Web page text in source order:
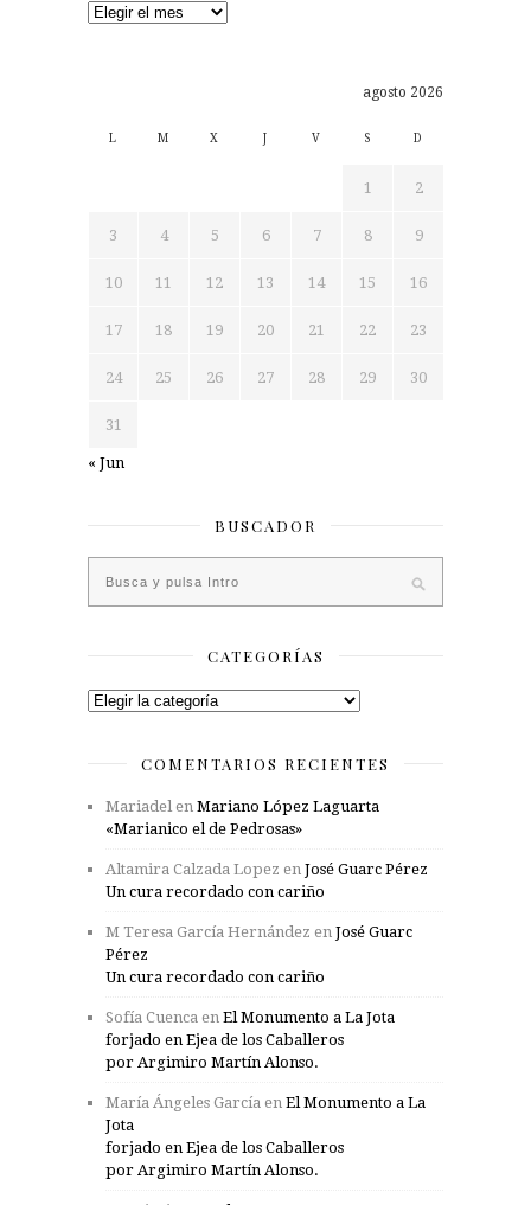
Archivos
agosto 2026
L M X J V S D
1 2
3 4 5 6 7 8 9
10 11 12 13 14 15 16
17 18 19 20 21 22 23
24 25 26 27 28 29 30
31
« Jun
BUSCADOR
CATEGORÍAS
Categorías
COMENTARIOS RECIENTES
Mariadel en Mariano López Laguarta
«Marianico el de Pedrosas»
Altamira Calzada Lopez en José Guarc Pérez
Un cura recordado con cariño
M Teresa García Hernández en José Guarc
Pérez
Un cura recordado con cariño
Sofía Cuenca en El Monumento a La Jota
forjado en Ejea de los Caballeros
por Argimiro Martín Alonso.
María Ángeles García en El Monumento a La
Jota
forjado en Ejea de los Caballeros
por Argimiro Martín Alonso.